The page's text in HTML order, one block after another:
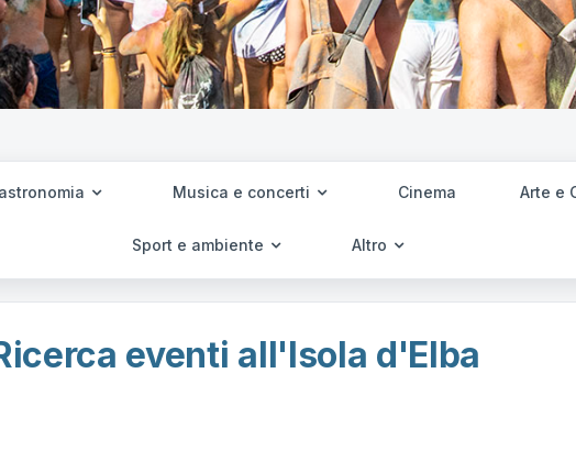
Musica e concerti Cinema Arte e
Sport e ambiente Altro
eventi all'Isola d'Elba